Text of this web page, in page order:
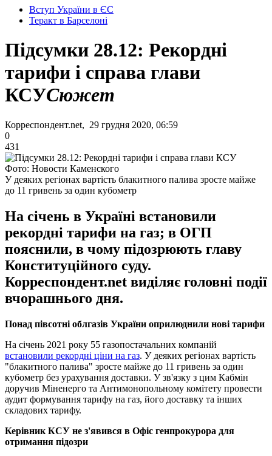
Вступ України в ЄС
Теракт в Барселоні
Підсумки 28.12: Рекордні
тарифи і справа глави
КСУСюжет
Корреспондент.net, 29 грудня 2020, 06:59
0
431
Фото: Новости Каменского
У деяких регіонах вартість блакитного палива зросте майже
до 11 гривень за один кубометр
На січень в Україні встановили
рекордні тарифи на газ; в ОГП
пояснили, в чому підозрюють главу
Конституційного суду.
Корреспондент.net виділяє головні події
вчорашнього дня.
Понад півсотні облгазів України оприлюднили нові тарифи
На січень 2021 року 55 газопостачальних компаній
встановили рекордні ціни на газ. У деяких регіонах вартість
"блакитного палива" зросте майже до 11 гривень за один
кубометр без урахування доставки. У зв'язку з цим Кабмін
доручив Міненерго та Антимонопольному комітету провести
аудит формування тарифу на газ, його доставку та інших
складових тарифу.
Керівник КСУ не з'явився в Офіс генпрокурора для
отримання підозри